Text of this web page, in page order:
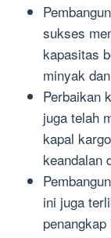
sukses
kapasitas
minyak
Perbaikan
juga telah
kapal
keandalan
ini juga